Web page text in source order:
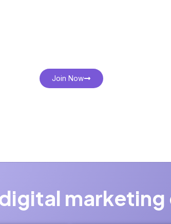
Join Now
marketing